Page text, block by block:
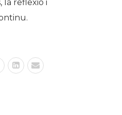
la reflexió i